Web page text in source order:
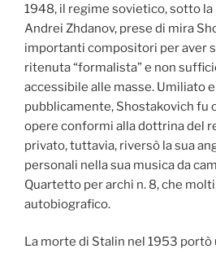
1948, il regime sovietico, sotto
Andrei Zhdanov, prese di mira
importanti compositori per aver
ritenuta “formalista” e non
accessibile alle masse. Umiliato
pubblicamente, Shostakovich fu
opere conformi alla dottrina del
privato, tuttavia, riversò la sua
personali nella sua musica da
Quartetto per archi n. 8, che
autobiografico.
La morte di Stalin nel 1953 portò